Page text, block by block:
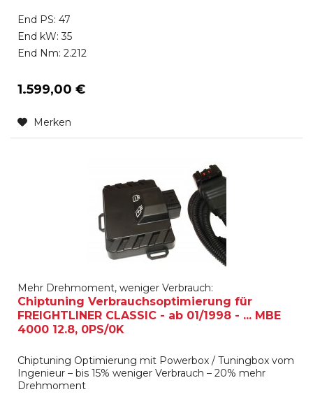
End PS: 47
End kW: 35
End Nm: 2.212
1.599,00 €
Merken
Mehr Drehmoment, weniger Verbrauch:
Chiptuning Verbrauchsoptimierung für
FREIGHTLINER CLASSIC - ab 01/1998 - ... MBE
4000 12.8, 0PS/0K
Chiptuning Optimierung mit Powerbox / Tuningbox vom
Ingenieur – bis 15% weniger Verbrauch – 20% mehr
Drehmoment